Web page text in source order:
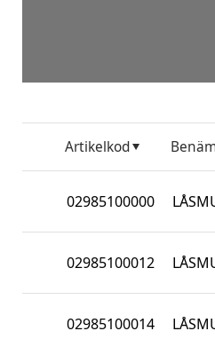
Artikelkod
02985100000
02985100012
02985100014